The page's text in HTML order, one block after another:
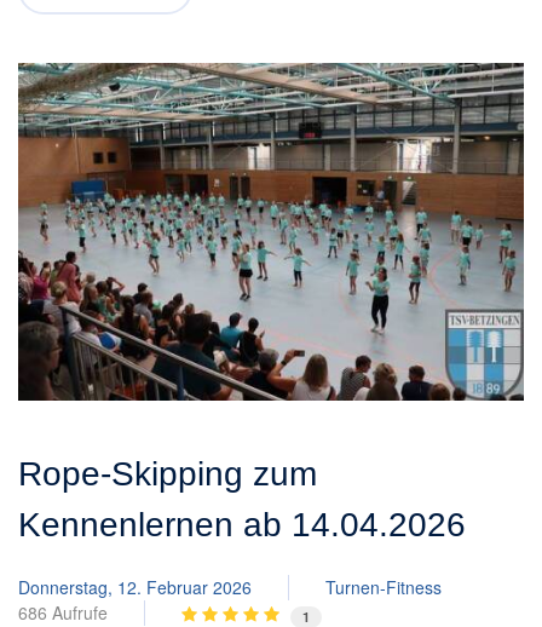
Rope-Skipping zum
Kennenlernen ab 14.04.2026
Donnerstag, 12. Februar 2026
Turnen-Fitness
686 Aufrufe
1